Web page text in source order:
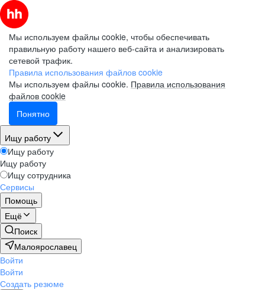
Мы используем файлы cookie, чтобы обеспечивать
правильную работу нашего веб-сайта и анализировать
сетевой трафик.
Правила использования файлов cookie
Мы используем файлы cookie. Правила использования
файлов cookie
Понятно
Ищу работу
Ищу работу
Ищу работу
Ищу сотрудника
Сервисы
Помощь
Ещё
Поиск
Малоярославец
Войти
Войти
Создать резюме